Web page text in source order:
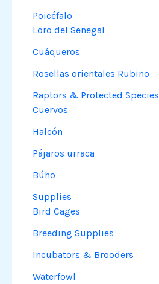
Poicéfalo
Loro del Senegal
Cuáqueros
Rosellas orientales Rubino
Raptors & Protected Species
Cuervos
Halcón
Pájaros urraca
Búho
Supplies
Bird Cages
Breeding Supplies
Incubators & Brooders
Waterfowl